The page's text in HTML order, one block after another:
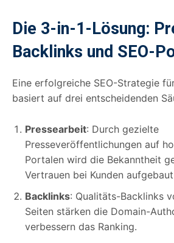
Die 3-in-1-Lösung:
Backlinks und SEO-
Eine erfolgreiche SEO-Strategie
basiert auf drei entscheidenden
Pressearbeit: Durch gezielte
Presseveröffentlichungen auf
Portalen wird die Bekanntheit
Vertrauen bei Kunden
Backlinks: Qualitäts-Backlinks
Seiten stärken die Domain-
verbessern das Ranking.